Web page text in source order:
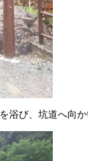
浴び、坑道へ向か